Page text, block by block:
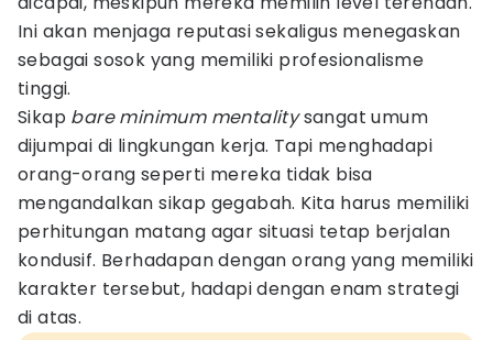
Ini akan menjaga reputasi sekaligus menegaskan
sebagai sosok yang memiliki profesionalisme
tinggi.
Sikap bare minimum mentalitysangat umum
dijumpai di lingkungan kerja. Tapi menghadapi
orang-orang seperti mereka tidak bisa
mengandalkan sikap gegabah. Kita harus memiliki
perhitungan matang agar situasi tetap berjalan
kondusif. Berhadapan dengan orang yang memiliki
karakter tersebut, hadapi dengan enam strategi
di atas.